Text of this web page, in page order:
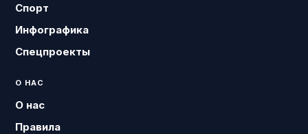
Спорт
Инфографика
Спецпроекты
О НАС
О нас
Правила